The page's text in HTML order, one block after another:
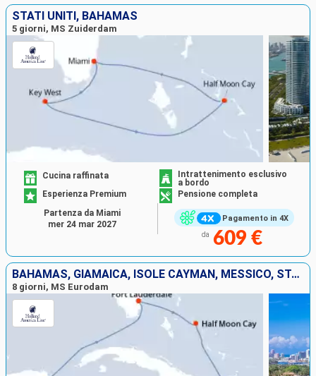
STATI UNITI, BAHAMAS
5 giorni, MS Zuiderdam
Pagamento in 4X
Cucina raffinata
Intrattenimento esclusivo
a bordo
Esperienza Premium
Pensione completa
da 609 €
Partenza da Miami
mer 24 mar 2027
BAHAMAS, GIAMAICA, ISOLE CAYMAN, MESSICO, STATI UNITI
8 giorni, MS Eurodam